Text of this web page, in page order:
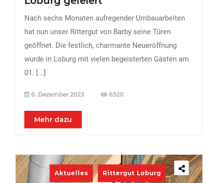
Nach sechs Monaten aufregender Umbauarbeiten
hat nun unser Rittergut von Barby seine Türen
geöffnet. Die festlich, charmante Neueröffnung
wurde in Loburg mit vielen begeisterten Gästen am
01. [...]
6. Dezember 2023 6520
Mehr dazu
Aktuelles Rittergut Loburg